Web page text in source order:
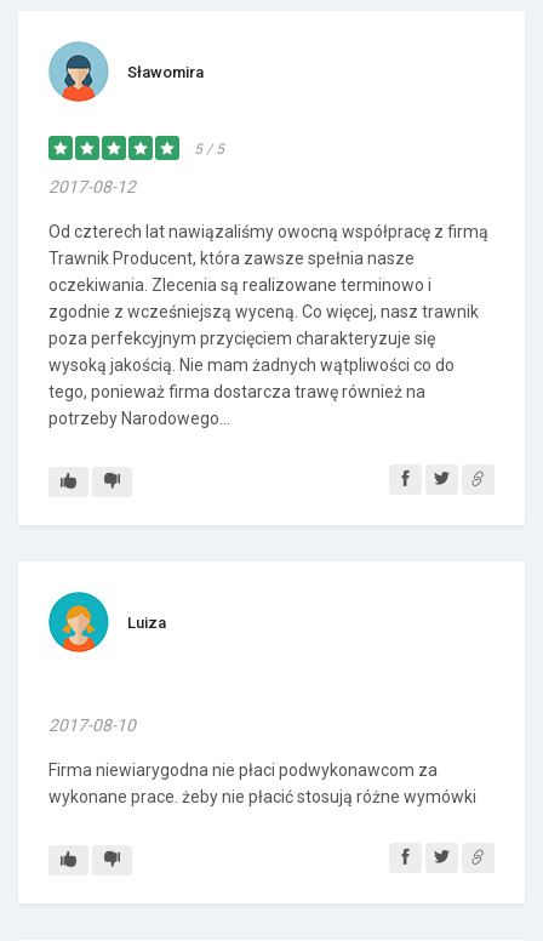
Sławomira
5 / 5
2017-08-12
Od czterech lat nawiązaliśmy owocną współpracę z firmą
Trawnik Producent, która zawsze spełnia nasze
oczekiwania. Zlecenia są realizowane terminowo i
zgodnie z wcześniejszą wyceną. Co więcej, nasz trawnik
poza perfekcyjnym przycięciem charakteryzuje się
wysoką jakością. Nie mam żadnych wątpliwości co do
tego, ponieważ firma dostarcza trawę również na
potrzeby Narodowego...
Luiza
2017-08-10
Firma niewiarygodna nie płaci podwykonawcom za
wykonane prace. żeby nie płacić stosują różne wymówki